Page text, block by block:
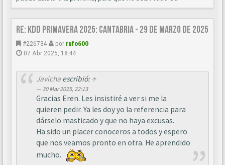
Re: KDD Primavera 2025: Cantabria - 29 de Marzo de 2025
#226734 por rufo600
07 Abr 2025, 18:44
Javichaescribió: ↑
30 Mar 2025, 22:13
Gracias Eren. Les insistiré a ver si me la
quieren pedir. Ya les doy yo la referencia para
dárselo masticado y que no haya excusas.
Ha sido un placer conoceros a todos y espero
que nos veamos pronto en otra. He aprendido
mucho.